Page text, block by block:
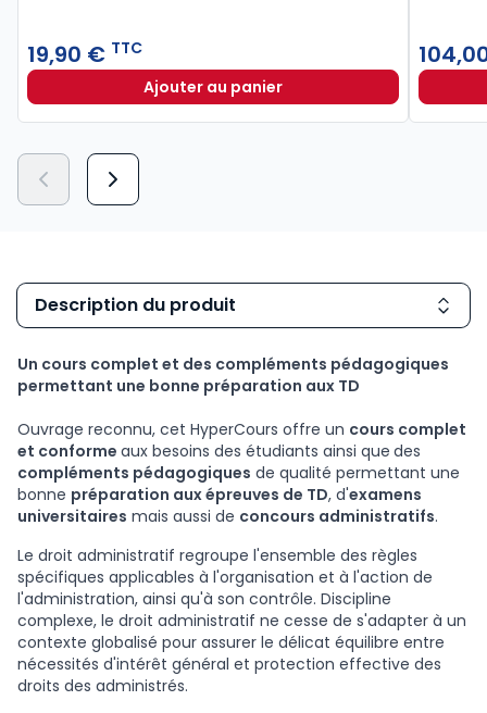
19,90 € TTC
Ajouter au panierLexique des termes juridiques
Description du produit
Un cours complet et des compléments pédagogiques
permettant une bonne préparation aux TD
Ouvrage reconnu, cet HyperCours offre un cours complet
et conforme aux besoins des étudiants ainsi que des
compléments pédagogiques de qualité permettant une
bonne préparation aux épreuves de TD, d'examens
universitaires mais aussi de concours administratifs.
Le droit administratif regroupe l'ensemble des règles
spécifiques applicables à l'organisation et à l'action de
l'administration, ainsi qu'à son contrôle. Discipline
complexe, le droit administratif ne cesse de s'adapter à un
contexte globalisé pour assurer le délicat équilibre entre
nécessités d'intérêt général et protection effective des
droits des administrés.